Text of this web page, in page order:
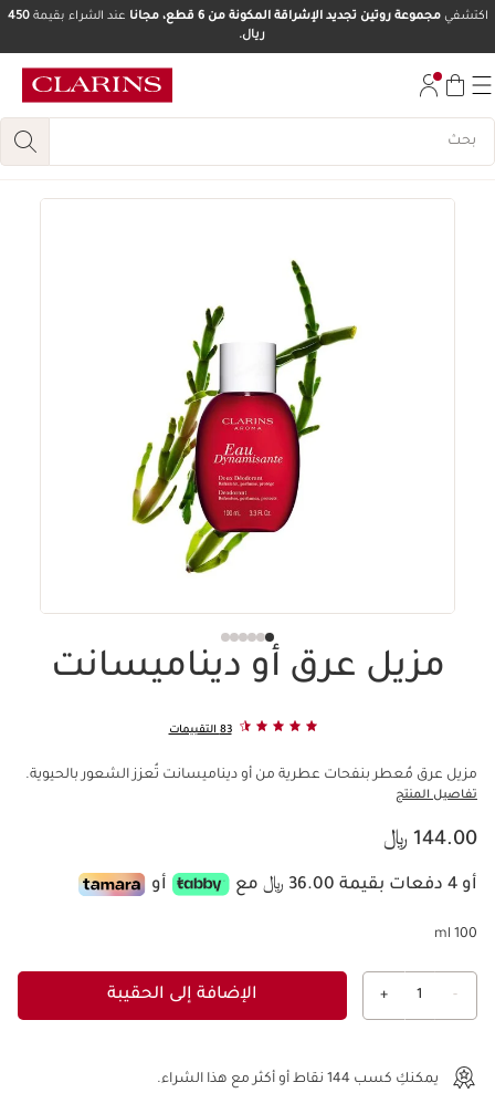
انتقل إلى أسفل الصفحة
اكتشفيمجموعة روتين تجديد الإشراقة المكونة من 6 قطع، مجانا عند الشراء بقيمة450
ريال.
مزيل عرق أو ديناميسانت
83 التقييمات
مزيل عرق مُعطر بنفحات عطرية من أو ديناميسانت تُعزز الشعور بالحيوية.
تفاصيل المنتج
السعر الحالي هو 144.00 ﷼
144.00 ﷼
أو 4 دفعات بقيمة 36.00 ﷼ مع أو
100 ml
-
1
+ الإضافة إلى الحقيبة
يمكنكِ كسب 144 نقاط أو أكثر مع هذا الشراء.